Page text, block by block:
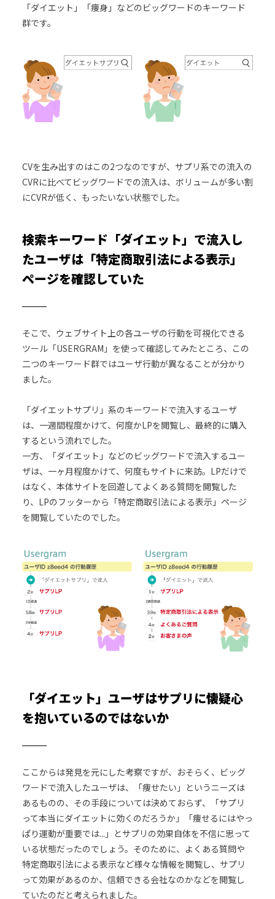
「ダイエット」「痩身」などのビッグワードのキーワード
群です。
CVを生み出すのはこの2つなのですが、サプリ系での流入の
CVRに比べてビッグワードでの流入は、ボリュームが多い割
にCVRが低く、もったいない状態でした。
検索キーワード「ダイエット」で流入し
たユーザは「特定商取引法による表示」
ページを確認していた
そこで、ウェブサイト上の各ユーザの行動を可視化できる
ツール「USERGRAM」を使って確認してみたところ、この
二つのキーワード群ではユーザ行動が異なることが分かり
ました。
「ダイエットサプリ」系のキーワードで流入するユーザ
は、一週間程度かけて、何度かLPを閲覧し、最終的に購入
するという流れでした。
一方、「ダイエット」などのビッグワードで流入するユー
ザは、一ヶ月程度かけて、何度もサイトに来訪。LPだけで
はなく、本体サイトを回遊してよくある質問を閲覧した
り、LPのフッターから「特定商取引法による表示」ページ
を閲覧していたのでした。
「ダイエット」ユーザはサプリに懐疑心
を抱いているのではないか
ここからは発見を元にした考察ですが、おそらく、ビッグ
ワードで流入したユーザは、「痩せたい」というニーズは
あるものの、その手段については決めておらず、「サプリ
って本当にダイエットに効くのだろうか」「痩せるにはやっ
ぱり運動が重要では...」とサプリの効果自体を不信に思って
いる状態だったのでしょう。そのために、よくある質問や
特定商取引法による表示など様々な情報を閲覧し、サプリ
って効果があるのか、信頼できる会社なのかなどを閲覧し
ていたのだと考えられました。